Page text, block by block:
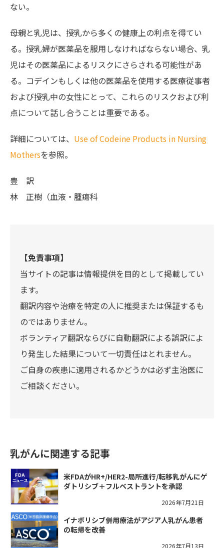
ない。
母親と乳児は、授乳から多くの健康上の利点を得てい
る。授乳婦が医薬品を服用しなければならない場合、乳
児はその医薬品によるリスクにさらされる可能性があ
る。コデインもしくは他の医薬品を使用する医療従事者
および授乳中の女性にとって、これらのリスクおよび利
点について話し合うことは重要である。
詳細については、 Use of Codeine Products in Nursing
Mothersを参照。
豊 訳
林 正樹（血液・腫瘍科
【免責事項】
当サイトの記事は情報提供を目的として掲載してい
ます。
翻訳内容や治療を特定の人に推奨または保証するも
のではありません。
ボランティア翻訳ならびに自動翻訳による誤訳によ
り発生した結果について一切責任はとれません。
ご自身の疾患に適用されるかどうかは必ず主治医に
ご相談ください。
乳がんに関連する記事
米FDAがHR+/HER2-局所進行/転移乳がんにゲ
ダトリシブ＋フルベストラントを承認
2026年7月21日
イナボリシブ併用療法がアジア人乳がん患者
の転帰を改善
2026年7月13日